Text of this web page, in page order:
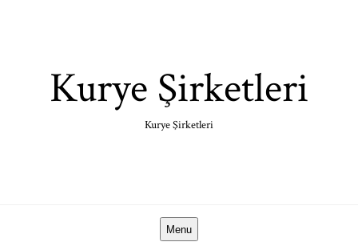
Kurye Şirketleri
Kurye Şirketleri
Menu